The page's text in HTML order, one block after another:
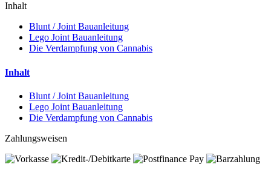
Inhalt
Blunt / Joint Bauanleitung
Lego Joint Bauanleitung
Die Verdampfung von Cannabis
Inhalt
Blunt / Joint Bauanleitung
Lego Joint Bauanleitung
Die Verdampfung von Cannabis
Zahlungsweisen